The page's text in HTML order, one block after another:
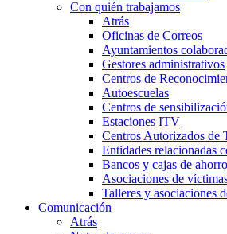
Con quién trabajamos
Atrás
Oficinas de Correos
Ayuntamientos
Gestores administrativos
Centros de
Autoescuelas
Centros de
Estaciones ITV
Centros Autorizados de
Entidades relacionadas
Bancos y cajas de ahorro
Asociaciones de
Talleres y asociaciones
Comunicación
Atrás